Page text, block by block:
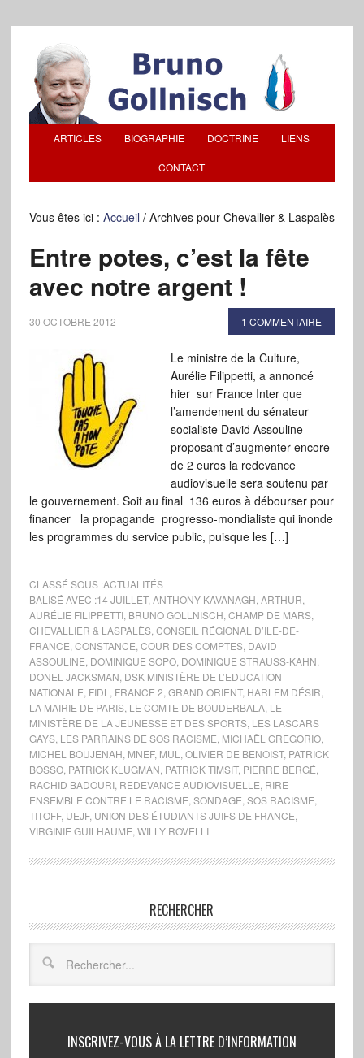
ARTICLES BIOGRAPHIE DOCTRINE LIENS
CONTACT
Vous êtes ici : Accueil /Archives pour Chevallier & Laspalès
Entre potes, c’est la fête
avec notre argent !
30 OCTOBRE 2012 1 COMMENTAIRE
Le ministre de la Culture,
Aurélie Filippetti, a annoncé
hier sur France Inter que
l’amendement du sénateur
socialiste David Assouline
proposant d’augmenter encore
de 2 euros la redevance
audiovisuelle sera soutenu par
le gouvernement. Soit au final 136 euros à débourser pour
financer la propagande progresso-mondialiste qui inonde
les programmes du service public, puisque les […]
CLASSÉ SOUS :ACTUALITÉS
BALISÉ AVEC :14 JUILLET, ANTHONY KAVANAGH ARTHUR
AURÉLIE FILIPPETTI, BRUNO GOLLNISCH CHAMP DE MARS,
CHEVALLIER & LASPALÈS, CONSEIL RÉGIONAL D’ILE-DE-
FRANCE CONSTANCE COUR DES COMPTES, DAVID
ASSOULINE DOMINIQUE SOPO, DOMINIQUE STRAUSS-KAHN
DONEL JACKSMAN DSK MINISTÈRE DE L’EDUCATION
NATIONALE FIDL FRANCE 2 GRAND ORIENT, HARLEM DÉSIR
LA MAIRIE DE PARIS, LE COMTE DE BOUDERBALA, LE
MINISTÈRE DE LA JEUNESSE ET DES SPORTS, LES LASCARS
GAYS, LES PARRAINS DE SOS RACISME MICHAËL GREGORIO,
MICHEL BOUJENAH MNEF, MUL OLIVIER DE BENOIST, PATRICK
BOSSO, PATRICK KLUGMAN PATRICK TIMSIT, PIERRE BERGÉ
RACHID BADOURI, REDEVANCE AUDIOVISUELLE RIRE
ENSEMBLE CONTRE LE RACISME SONDAGE SOS RACISME
TITOFF, UEJF, UNION DES ÉTUDIANTS JUIFS DE FRANCE
VIRGINIE GUILHAUME WILLY ROVELLI
RECHERCHER
INSCRIVEZ-VOUS À LA LETTRE D’INFORMATION